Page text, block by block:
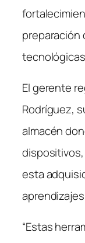
preparación
El gerente
Rodríguez,
almacén
esta
“Estas